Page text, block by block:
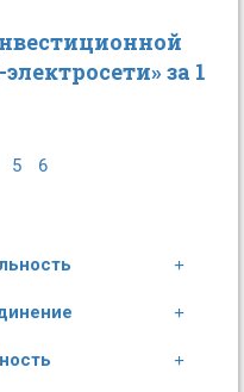
за 1
5 6